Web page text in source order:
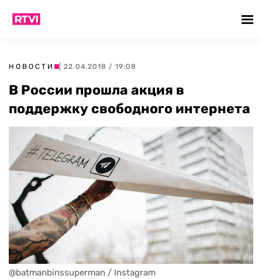
НОВОСТИ | 22.04.2018 / 19:08
В России прошла акция в
поддержку свободного интернета
@batmanbinssuperman / Instagram